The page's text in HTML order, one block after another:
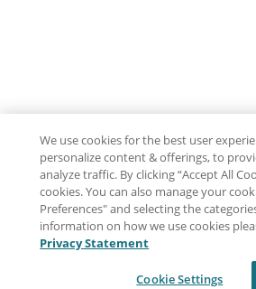
We use cookies for the best user
personalize content & offerings, to
analyze traffic. By clicking “Accept All
cookies. You can also manage your
Preferences" and selecting the
information on how we use cookies
Privacy Statement
Cookie Settings